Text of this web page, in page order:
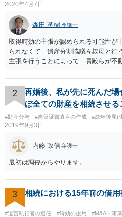
2020年4月7日
森田 英樹 弁護士
取得時効の主張が認められる可能性が
られなくて 遺産分割協議を叔母と行
主張を行うことによって 貴殿らが不
2
再婚後、私が先に死んだ場
ぼ全ての財産を相続させる
#財産分与 #自筆証書遺言の作成 #成年後見(
2019年9月3日
内藤 政信 弁護士
最初は調停からやります。
3 相続における15年前の借
#遺言執行者の選任 #時効の援用 #M&A・事